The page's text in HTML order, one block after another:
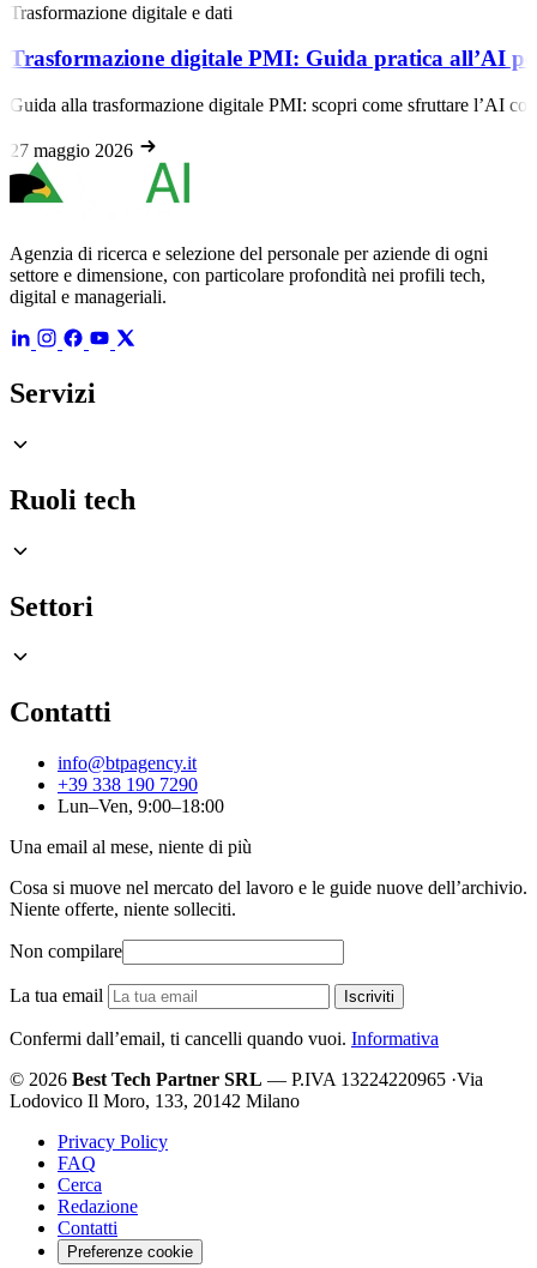
Trasformazione digitale e dati
Trasformazione digitale PMI: Guida pratica all’AI
Guida alla trasformazione digitale PMI: scopri come sfruttare l’AI
27 maggio 2026
Agenzia di ricerca e selezione del personale per aziende di ogni
settore e dimensione, con particolare profondità nei profili tech,
digital e manageriali.
Servizi
Ruoli tech
Settori
Contatti
info@btpagency.it
+39 338 190 7290
Lun–Ven, 9:00–18:00
Una email al mese, niente di più
Cosa si muove nel mercato del lavoro e le guide nuove dell’archivio.
Niente offerte, niente solleciti.
Non compilare
La tua email Iscriviti
Confermi dall’email, ti cancelli quando vuoi. Informativa
© 2026 Best Tech Partner SRL — P.IVA 13224220965 ·Via
Lodovico Il Moro, 133, 20142 Milano
Privacy Policy
FAQ
Cerca
Redazione
Contatti
Preferenze cookie